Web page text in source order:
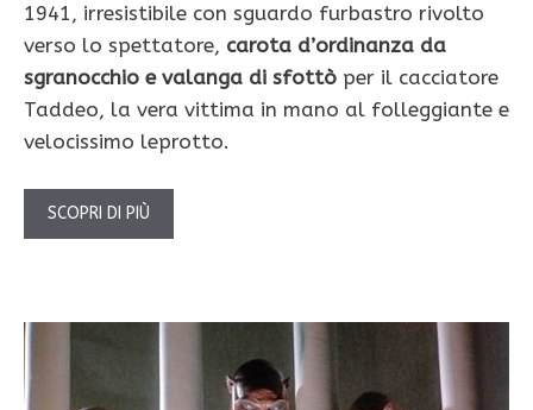
1941, irresistibile con sguardo furbastro rivolto
verso lo spettatore, carota d’ordinanza da
sgranocchio e valanga di sfottò per il cacciatore
Taddeo, la vera vittima in mano al folleggiante e
velocissimo leprotto.
SCOPRI DI PIÙ